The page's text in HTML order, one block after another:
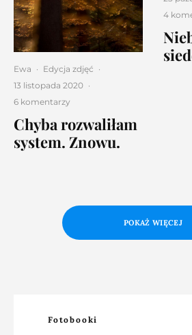
Ewa · Edycja zdjęć ·
13 listopada 2020 ·
6 komentarzy
Chyba rozwaliłam
system. Znowu.
4
POKAŻ WIĘCEJ
Fotobooki